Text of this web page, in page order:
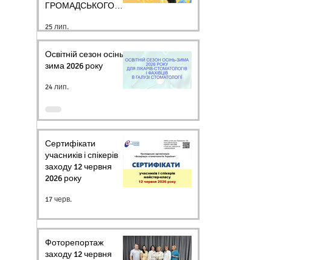
ГРОМАДСЬКОГО
СТОМАТОЛОГІВ
УКРАЇНИ
25 лип.
Освітній сезон осінь-
зима 2026 року
24 лип.
Сертифікати
учасників і спікерів
заходу 12 червня
2026 року
17 черв.
Фоторепортаж
заходу 12 червня